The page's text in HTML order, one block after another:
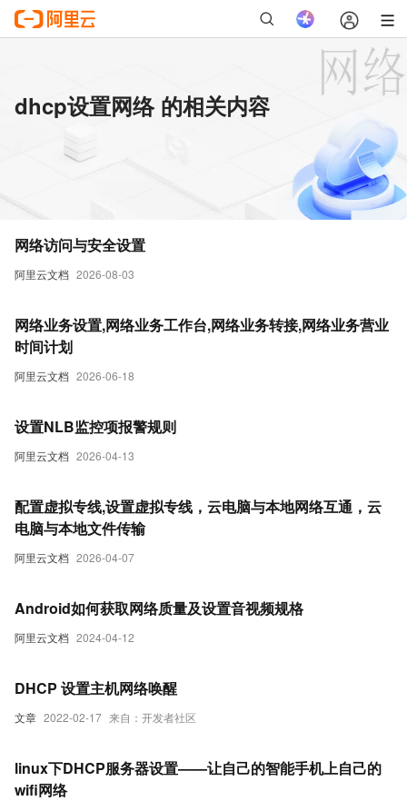
dhcp设置网络 的相关内容
阿里云文档 2026-08-03
网络访问与安全设置
阿里云文档 2026-06-18
网络业务设置,网络业务工作台,网络业务转接,网络业务营业
时间计划
阿里云文档 2026-04-13
设置NLB监控项报警规则
阿里云文档 2026-04-07
配置虚拟专线,设置虚拟专线，云电脑与本地网络互通，云
电脑与本地文件传输
阿里云文档 2024-04-12
Android如何获取网络质量及设置音视频规格
文章 2022-02-17 来自：开发者社区
DHCP 设置主机网络唤醒
linux下DHCP服务器设置——让自己的智能手机上自己的
wifi网络